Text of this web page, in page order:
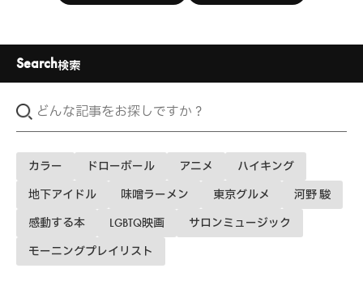
Search検索
カラー ドローボール アニメ ハイキング
地下アイドル 味噌ラーメン 東京グルメ 河野 駿
感動する本 LGBTQ映画 サロンミュージック
モーニングプレイリスト